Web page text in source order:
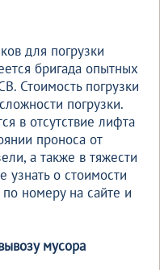
для погрузки
бригада опытных
Стоимость погрузки
погрузки.
в отсутствие лифта
проноса от
а также в тяжести
узнать о стоимости
номеру на сайте и
мусора